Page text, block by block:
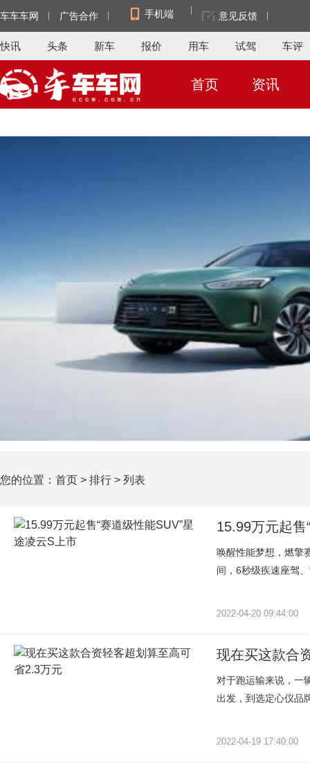
车车车网 广告合作 手机端 意见反馈
快讯 头条 新车 报价 用车 试驾 车评
首页 资讯
您的位置： 首页 > 排行 > 列表
15.99万元起售
唤醒性能梦想，燃擎
间，6秒级疾速座驾
2022-04-20 09:44:00
现在买这款合
对于跑运输来说，一
出发，到选定心仪品
2022-04-19 17:40:00